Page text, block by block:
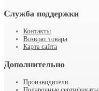
Служба поддержки
Контакты
Возврат товара
Карта сайта
Дополнительно
Производители
Подарочные сертификаты